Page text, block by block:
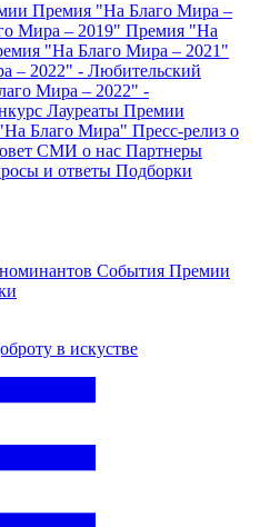
Премия "На Благо Мира –
Мира – 2019" Премия "На
"На Благо Мира – 2021"
– 2022" - Любительский
Мира – 2022" -
Лауреаты Премии
Благо Мира" Пресс-релиз о
СМИ о нас Партнеры
и ответы Подборки
События Премии
в искустве